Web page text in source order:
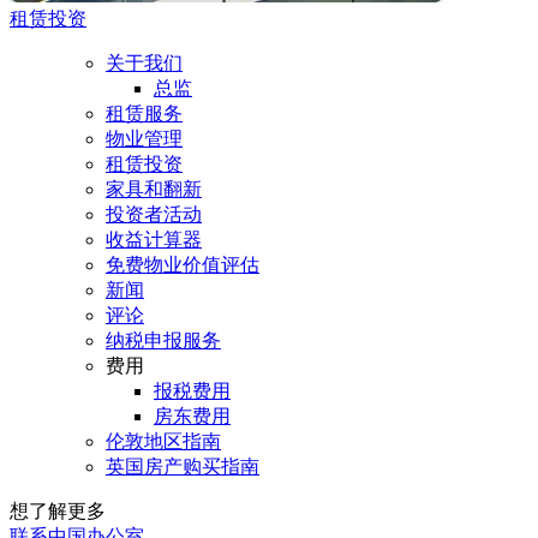
租赁投资
关于我们
总监
租赁服务
物业管理
租赁投资
家具和翻新
投资者活动
收益计算器
免费物业价值评估
新闻
评论
纳税申报服务
费用
报税费用
房东费用
伦敦地区指南
英国房产购买指南
想了解更多